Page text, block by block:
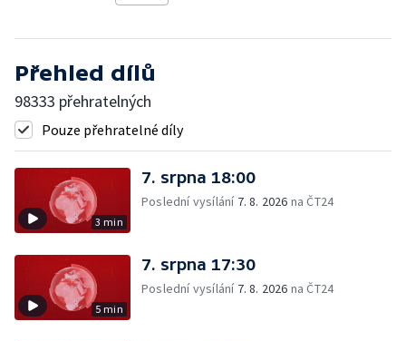
Přehled dílů
98333 přehratelných
Pouze přehratelné díly
3 min
7. srpna 18:00
Poslední vysílání 7. 8. 2026 na ČT24
5 min
7. srpna 17:30
Poslední vysílání 7. 8. 2026 na ČT24